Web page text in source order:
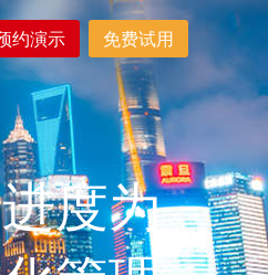
约演示 免费试用
度为